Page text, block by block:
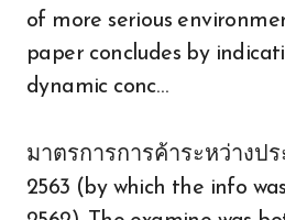
of more serious
paper concludes by
dynamic conc…
มาตรการการค้าระหว่างปร
2563 (by which the info